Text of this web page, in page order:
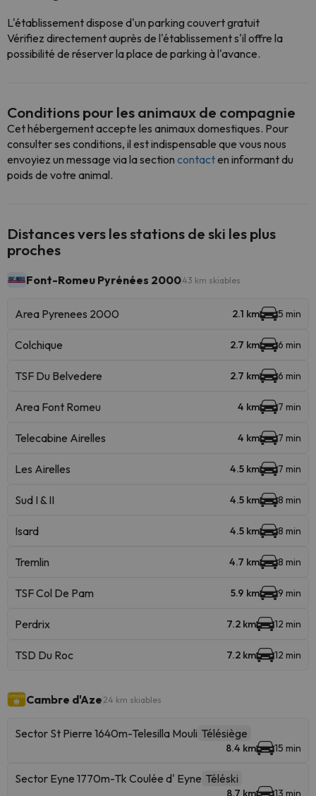
L'établissement dispose d'un parking couvert gratuit
Vérifiez directement auprès de l'établissement s'il offre la
possibilité de réserver la place de parking à l'avance.
Conditions pour les animaux de compagnie
Cet hébergement accepte les animaux domestiques. Pour
consulter ses conditions, il est indispensable que vous nous
envoyiez un message via la section contacten informant du
poids de votre animal.
Distances vers les stations de ski les plus
proches
Font-Romeu Pyrénées 200043 km skiables
Area Pyrenees 2000 2.1 km 5 min
Colchique 2.7 km 6 min
TSF Du Belvedere 2.7 km 6 min
Area Font Romeu 4 km 7 min
Telecabine Airelles 4 km 7 min
Les Airelles 4.5 km 7 min
Sud I & II 4.5 km 8 min
Isard 4.5 km 8 min
Tremlin 4.7 km 8 min
TSF Col De Pam 5.9 km 9 min
Perdrix 7.2 km 12 min
TSD Du Roc 7.2 km 12 min
Cambre d'Aze 24 km skiables
Sector St Pierre 1640m-Telesilla Mouli Télésiège
8.4 km 15 min
Sector Eyne 1770m-Tk Coulée d' Eyne Téléski
8.7 km 13 min